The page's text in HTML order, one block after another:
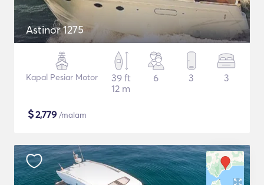
Astinor 1275
Kapal Pesiar Motor
39 ft
12 m
6 3 3
$2,779 /malam